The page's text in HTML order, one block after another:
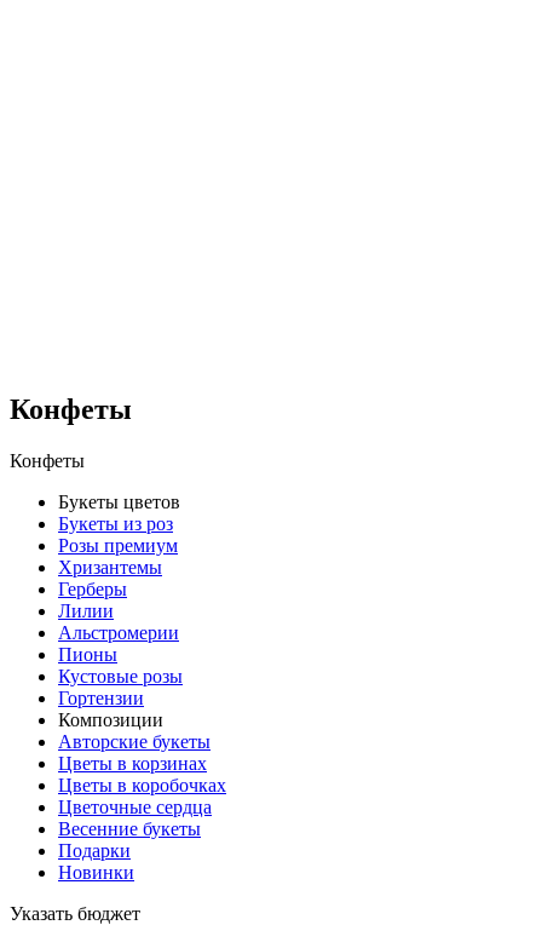
Конфеты
Конфеты
Букеты цветов
Букеты из роз
Розы премиум
Хризантемы
Герберы
Лилии
Альстромерии
Пионы
Кустовые розы
Гортензии
Композиции
Авторские букеты
Цветы в корзинах
Цветы в коробочках
Цветочные сердца
Весенние букеты
Подарки
Новинки
Указать бюджет